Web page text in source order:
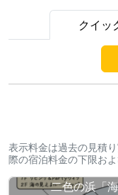
クイッ
表示料金は過去の見積
際の宿泊料金の下限お
二色の浜「